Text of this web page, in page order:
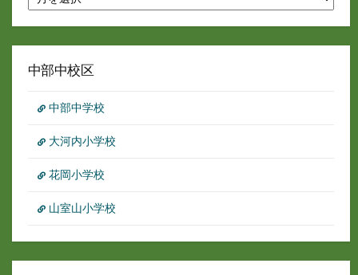
別
ア
イ
中部中校区
中部中学校
大河内小学校
花岡小学校
山室山小学校